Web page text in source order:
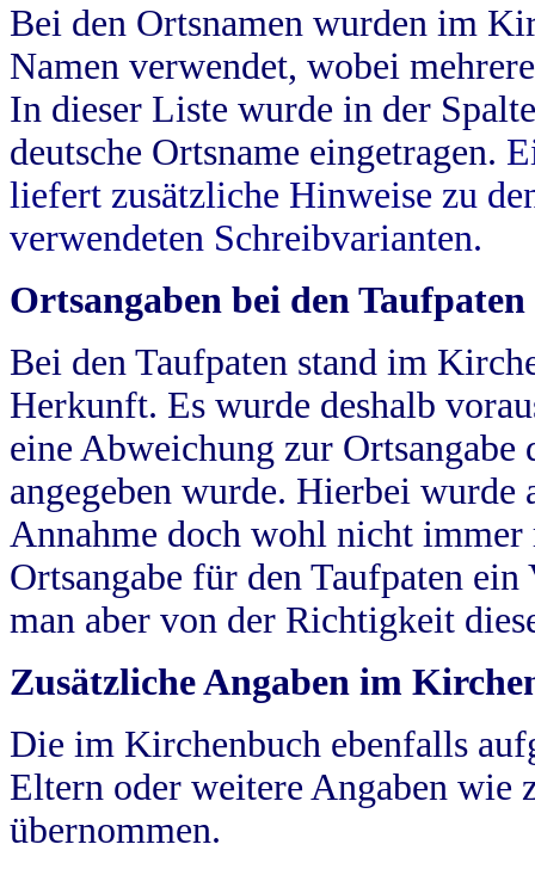
Bei den Ortsnamen wurden im
Namen verwendet, wobei
In dieser Liste wurde in der
deutsche Ortsname eingetragen.
liefert zusätzliche Hinweise zu
verwendeten Schreibvarianten.
Ortsangaben bei den Taufpaten
Bei den Taufpaten stand im
Herkunft. Es wurde deshalb
eine Abweichung zur
angegeben wurde. Hierbei wurde
Annahme doch wohl nicht
Ortsangabe für den Taufpaten
man aber von der Richtigkeit
Zusätzliche Angaben im
Die im Kirchenbuch ebenfalls
Eltern oder weitere Angaben wie
übernommen.